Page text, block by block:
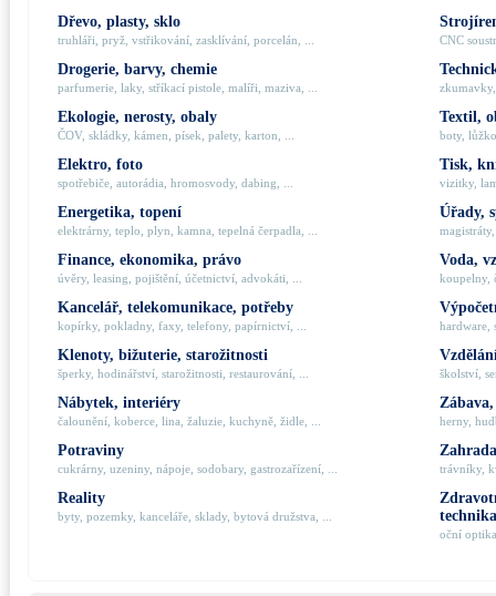
Dřevo, plasty, sklo
truhláři, pryž, vstřikování, zasklívání, porcelán, ...
Drogerie, barvy, chemie
parfumerie, laky, stříkací pistole, malíři, maziva, ...
Ekologie, nerosty, obaly
ČOV, skládky, kámen, písek, palety, karton, ...
Elektro, foto
spotřebiče, autorádia, hromosvody, dabing, ...
Energetika, topení
elektrárny, teplo, plyn, kamna, tepelná čerpadla, ...
Finance, ekonomika, právo
úvěry, leasing, pojištění, účetnictví, advokáti, ...
Kancelář, telekomunikace, potřeby
kopírky, pokladny, faxy, telefony, papírnictví, ...
Klenoty, bižuterie, starožitnosti
šperky, hodinářství, starožitnosti, restaurování, ...
Nábytek, interiéry
čalounění, koberce, lina, žaluzie, kuchyně, židle, ...
Potraviny
cukrárny, uzeniny, nápoje, sodobary, gastrozařízení, ...
Reality
byty, pozemky, kanceláře, sklady, bytová družstva, ...
CNC
Textil,
boty,
Tisk,
vizitky,
Úřady,
Voda,
koupelny,
hardware,
školství,
herny,
trávníky,
technika
oční